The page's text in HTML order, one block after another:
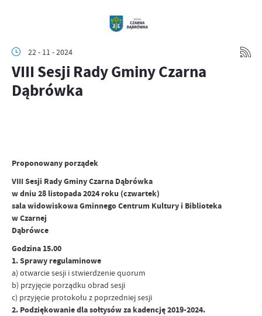
22 - 11 - 2024
VIII Sesji Rady Gminy Czarna
Dąbrówka
Proponowany porządek
VIII Sesji Rady Gminy Czarna Dąbrówka
w dniu 28 listopada 2024 roku (czwartek)
sala widowiskowa Gminnego Centrum Kultury i Biblioteka
w Czarnej
Dąbrówce
Godzina 15.00
1. Sprawy regulaminowe
a) otwarcie sesji i stwierdzenie quorum
b) przyjęcie porządku obrad sesji
c) przyjęcie protokołu z poprzedniej sesji
2. Podziękowanie dla sołtysów za kadencję 2019-2024.